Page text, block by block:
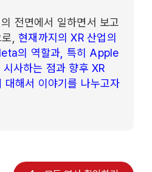
전면에서 일하면서 보고
로,현재까지의 XR 산업의
의 역할과, 특히 Apple
사하는 점과 향후 XR
대해서 이야기를 나누고자